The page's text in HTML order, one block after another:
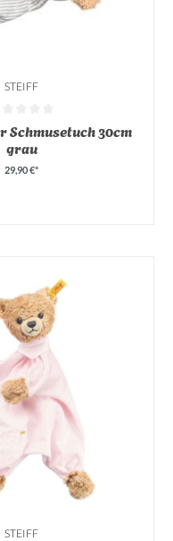
STEIFF
von 0 von 5
Schmusetuch 30cm
grau
29,90 €*
STEIFF